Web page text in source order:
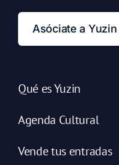
Asóciate a Yuzin
Qué es Yuzin
Agenda Cultural
Vende tus entradas